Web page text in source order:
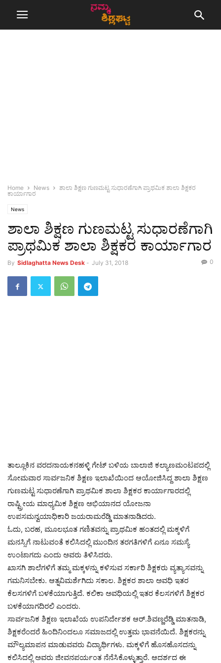
Home News
ಶಾಲಾ ಶಿಕ್ಷಣ ಗುಣಮಟ್ಟ ಸುಧಾರಣೆಗಾಗಿ ಪ್ರಾಥಮಿಕ ಶಾಲಾ ಶಿಕ್ಷಕರ
ಕಾರ್ಯಾಗಾರ
News
ಶಾಲಾ ಶಿಕ್ಷಣ ಗುಣಮಟ್ಟ ಸುಧಾರಣೆಗಾಗಿ
ಪ್ರಾಥಮಿಕ ಶಾಲಾ ಶಿಕ್ಷಕರ ಕಾರ್ಯಾಗಾರ
By Sidlaghatta News Desk - July 31, 2018 0
ತಾಲ್ಲೂಕಿನ ವರದನಾಯಕನಹಳ್ಳಿ ಗೇಟ್‌ ಬಳಿಯ ಬಾಲಾಜಿ ಕಲ್ಯಾಣಮಂಟಪದಲ್ಲಿ
ಸೋಮವಾರ ಸಾರ್ವಜನಿಕ ಶಿಕ್ಷಣ ಇಲಾಖೆಯಿಂದ ಆಯೋಜಿಸಿದ್ದ ಶಾಲಾ ಶಿಕ್ಷಣ
ಗುಣಮಟ್ಟ ಸುಧಾರಣೆಗಾಗಿ ಪ್ರಾಥಮಿಕ ಶಾಲಾ ಶಿಕ್ಷಕರ ಕಾರ್ಯಾಗಾರದಲ್ಲಿ
ರಾಷ್ಟ್ರೀಯ ಮಾಧ್ಯಮಿಕ ಶಿಕ್ಷಣ ಅಭಿಯಾನದ ಯೋಜನಾ
ಉಪಸಮನ್ವಯಾಧಿಕಾರಿ ಜಯರಾಮರೆಡ್ಡಿ ಮಾತನಾಡಿದರು.
ಓದು, ಬರಹ, ಮೂಲಭೂತ ಗಣಿತವನ್ನು ಪ್ರಾಥಮಿಕ ಹಂತದಲ್ಲಿ ಮಕ್ಕಳಿಗೆ
ಮನಸ್ಸಿಗೆ ನಾಟುವಂತೆ ಕಲಿಸಿದಲ್ಲಿ ಮುಂದಿನ ತರಗತಿಗಳಿಗೆ ಏನೂ ಸಮಸ್ಯೆ
ಉಂಟಾಗದು ಎಂದು ಅವರು ತಿಳಿಸಿದರು.
ಖಾಸಗಿ ಶಾಲೆಗಳಿಗೆ ತಮ್ಮ ಮಕ್ಕಳನ್ನು ಕಳಿಸುವ ಸರ್ಕಾರಿ ಶಿಕ್ಷಕರು ವ್ಯತ್ಯಾಸವನ್ನು
ಗಮನಿಸಬೇಕು. ಆತ್ನವಿಮರ್ಶೆಗಿದು ಸಕಾಲ. ಶಿಕ್ಷಕರ ಶಾಲಾ ಅವಧಿ ಇತರ
ಕೆಲಸಗಳಿಗೆ ಬಳಕೆಯಾಗುತ್ತಿದೆ. ಕಲಿಕಾ ಅವಧಿಯಲ್ಲಿ ಇತರ ಕೆಲಸಗಳಿಗೆ ಶಿಕ್ಷಕರ
ಬಳಕೆಯಾಗದಿರಲಿ ಎಂದರು.
ಸಾರ್ವಜನಿಕ ಶಿಕ್ಷಣ ಇಲಾಖೆಯ ಉಪನಿರ್ದೇಶಕ ಆರ್‌.ಶಿವಣ್ಣರೆಡ್ಡಿ ಮಾತನಾಡಿ,
ಶಿಕ್ಷಕರೆಂದರೆ ಹಿಂದಿನಿಂದಲೂ ಸಮಾಜದಲ್ಲಿ ಉತ್ತಮ ಭಾವನೆಯಿದೆ. ಶಿಕ್ಷಕರನ್ನು
ಮೌಲ್ಯಮಾಪನ ಮಾಡುವವರು ವಿದ್ಯಾರ್ಥಿಗಳು. ಮಕ್ಕಳಿಗೆ ಹೊಸಹೊಸದನ್ನು
ಕಲಿಸಿದಲ್ಲಿ ಅವರು ಜೀವನಪರ್ಯಂತ ನೆನೆಸಿಕೊಳ್ಳುತ್ತಾರೆ. ಆದರ್ಶದ ಈ